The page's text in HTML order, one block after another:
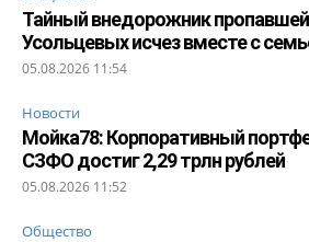
Тайный внедорожник
Усольцевых исчез вместе с
05.08.2026 11:54
Новости
Мойка78: Корпоративный
СЗФО достиг 2,29 трлн рублей
05.08.2026 11:52
Общество